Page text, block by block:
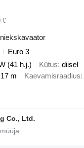
€
Euro 3
(41 h.j.) Kütus diisel
m Kaevamisraadius
Co., Ltd.